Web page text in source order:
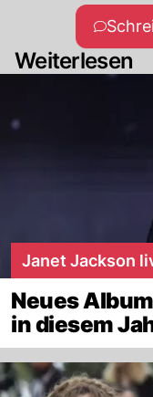
Weiterlesen
Janet Jackson
Neues
in diesem